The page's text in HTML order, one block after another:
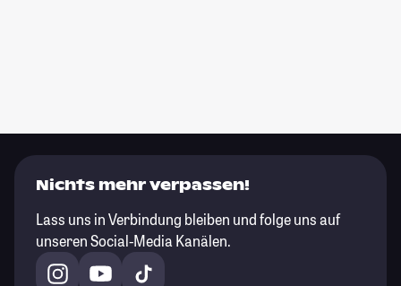
Nichts mehr verpassen!
Lass uns in Verbindung bleiben und folge uns auf
unseren Social-Media Kanälen.